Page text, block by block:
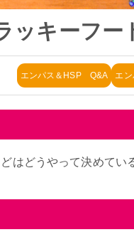
ッキーフー
エンパス＆HSP Q&A エ
はどうやって決めてい